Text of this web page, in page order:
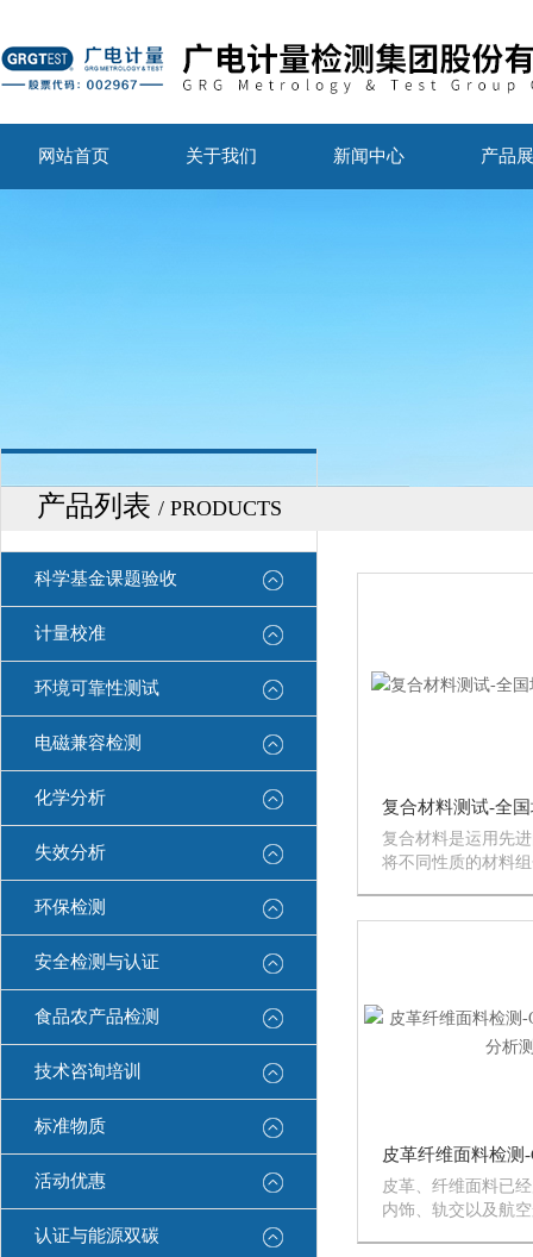
网站首页 关于我们 新闻中心 产品
产品列表 / PRODUCTS
科学基金课题验收
计量校准
环境可靠性测试
电磁兼容检测
化学分析
失效分析
环保检测
安全检测与认证
食品农产品检测
技术咨询培训
标准物质
活动优惠
认证与能源双碳
复合材料是运用先
将不同性质的材料
皮革、纤维面料已
内饰、轨交以及航